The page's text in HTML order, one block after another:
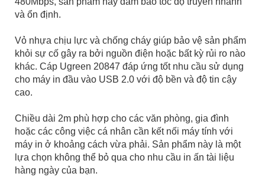
và ổn định.
Vỏ nhựa chịu lực và chống cháy giúp bảo vệ sản phẩm
khỏi sự cố gây ra bởi nguồn điện hoặc bất kỳ rủi ro nào
khác. Cáp Ugreen 20847 đáp ứng tốt nhu cầu sử dụng
cho máy in đầu vào USB 2.0 với độ bền và độ tin cậy
cao.
Chiều dài 2m phù hợp cho các văn phòng, gia đình
hoặc các công việc cá nhân cần kết nối máy tính với
máy in ở khoảng cách vừa phải. Sản phẩm này là một
lựa chọn không thể bỏ qua cho nhu cầu in ấn tài liệu
hàng ngày của bạn.